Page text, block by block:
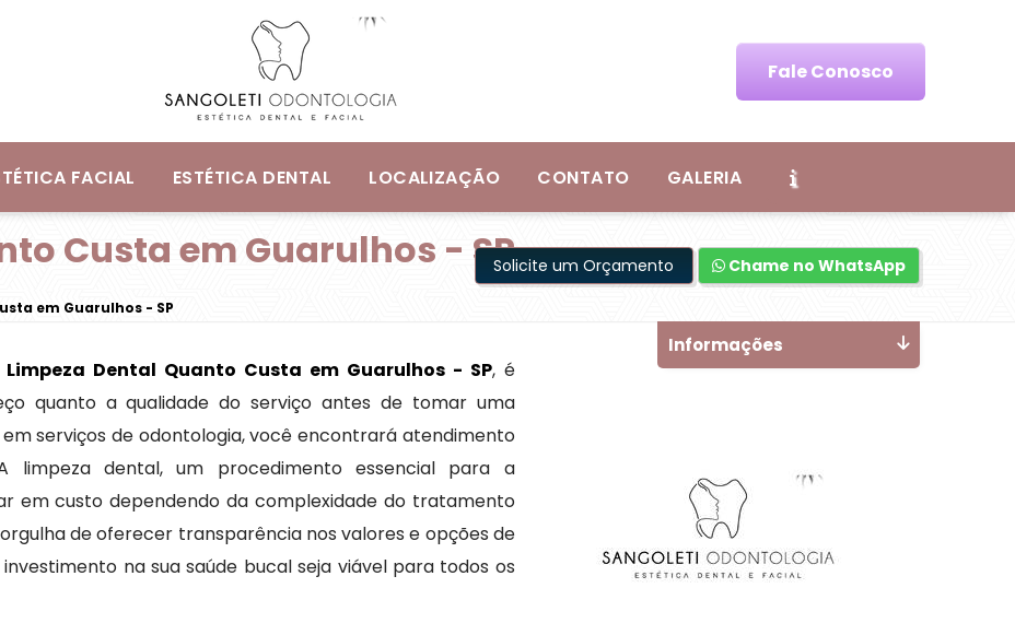
Fale Conosco
FACIAL ESTÉTICA DENTAL LOCALIZAÇÃO CONTATO GALERIA
Custa em Guarulhos - SP
em Guarulhos - SP
Solicite um Orçamento Chame no WhatsApp
Limpeza Dental Quanto Custa em Guarulhos - SP, é
quanto a qualidade do serviço antes de tomar uma
serviços de odontologia, você encontrará atendimento
limpeza dental, um procedimento essencial para a
em custo dependendo da complexidade do tratamento
de oferecer transparência nos valores e opções de
na sua saúde bucal seja viável para todos os
Informações